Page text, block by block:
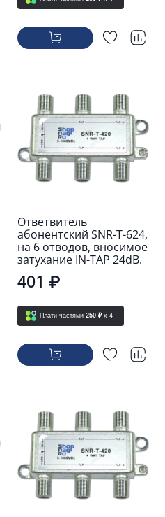
Ответвитель
абонентский SNR-T-624,
на 6 отводов, вносимое
затухание IN-TAP 24dB.
401 ₽
Плати частями 250 ₽ x 4